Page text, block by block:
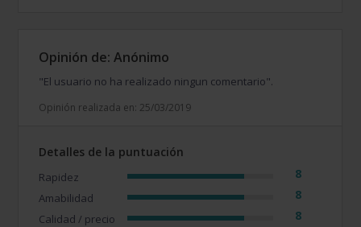
Opinión de: Anónimo
"El usuario no ha realizado ningun comentario".
Opinión realizada en: 25/03/2019
Detalles de la puntuación
Rapidez 8
Amabilidad 8
Calidad / precio 8